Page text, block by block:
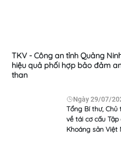
TKV - Công an tỉnh Quảng
hiệu quả phối hợp bảo đảm
than
Ngày29/07/
Tổng Bí thư,
về tái cơ cấu
Khoáng sản Việt